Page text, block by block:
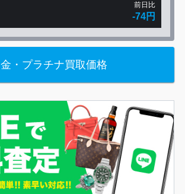
前日比
-74円
金・プラチナ買取価格